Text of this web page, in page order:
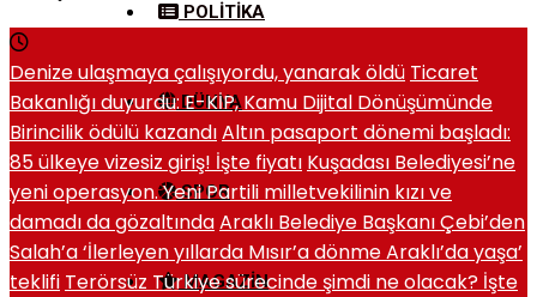
POLITIKA
DÜNYA
SPOR
MAGAZIN
Denize ulaşmaya çalışıyordu, yanarak öldü Ticaret
Bakanlığı duyurdu: E-KİP, Kamu Dijital Dönüşümünde
Birincilik ödülü kazandıAltın pasaport dönemi başladı:
85 ülkeye vizesiz giriş! İşte fiyatı Kuşadası Belediyesi’ne
yeni operasyon. Yeni Partili milletvekilinin kızı ve
damadı da gözaltındaAraklı Belediye Başkanı Çebi’den
Salah’a ‘İlerleyen yıllarda Mısır’a dönme Araklı’da yaşa’
teklifi Terörsüz Türkiye sürecinde şimdi ne olacak? İşte